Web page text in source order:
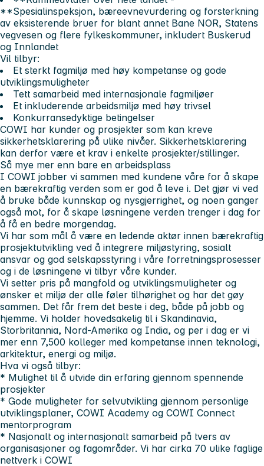
**Spesialinspeksjon, bæreevnevurdering og forsterkning
av eksisterende bruer for blant annet Bane NOR, Statens
vegvesen og flere fylkeskommuner, inkludert Buskerud
og Innlandet
Vil tilbyr:
Et sterkt fagmiljø med høy kompetanse og gode
utviklingsmuligheter
Tett samarbeid med internasjonale fagmiljøer
Et inkluderende arbeidsmiljø med høy trivsel
Konkurransedyktige betingelser
COWI har kunder og prosjekter som kan kreve
sikkerhetsklarering på ulike nivåer. Sikkerhetsklarering
kan derfor være et krav i enkelte prosjekter/stillinger.
Så mye mer enn bare en arbeidsplass
I COWI jobber vi sammen med kundene våre for å skape
en bærekraftig verden som er god å leve i. Det gjør vi ved
å bruke både kunnskap og nysgjerrighet, og noen ganger
også mot, for å skape løsningene verden trenger i dag for
å få en bedre morgendag.
Vi har som mål å være en ledende aktør innen bærekraftig
prosjektutvikling ved å integrere miljøstyring, sosialt
ansvar og god selskapsstyring i våre forretningsprosesser
og i de løsningene vi tilbyr våre kunder.
Vi setter pris på mangfold og utviklingsmuligheter og
ønsker et miljø der alle føler tilhørighet og har det gøy
sammen. Det får frem det beste i deg, både på jobb og
hjemme. Vi holder hovedsakelig til i Skandinavia,
Storbritannia, Nord-Amerika og India, og per i dag er vi
mer enn 7,500 kolleger med kompetanse innen teknologi,
arkitektur, energi og miljø.
Hva vi også tilbyr:
* Mulighet til å utvide din erfaring gjennom spennende
prosjekter
* Gode muligheter for selvutvikling gjennom personlige
utviklingsplaner, COWI Academy og COWI Connect
mentorprogram
* Nasjonalt og internasjonalt samarbeid på tvers av
organisasjoner og fagområder. Vi har cirka 70 ulike faglige
nettverk i COWI